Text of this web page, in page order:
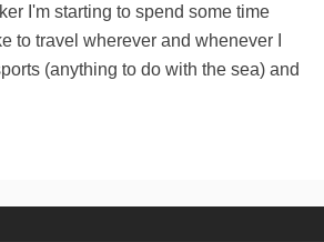
I'm starting to spend some time
to travel wherever and whenever I
(anything to do with the sea) and